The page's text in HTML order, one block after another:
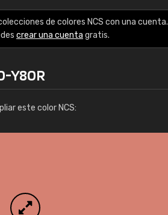
de colores NCS con una cuenta.
crear una cuenta gratis.
Y80R
este color NCS: